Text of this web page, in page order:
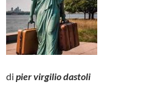
di pier virgilio dastoli